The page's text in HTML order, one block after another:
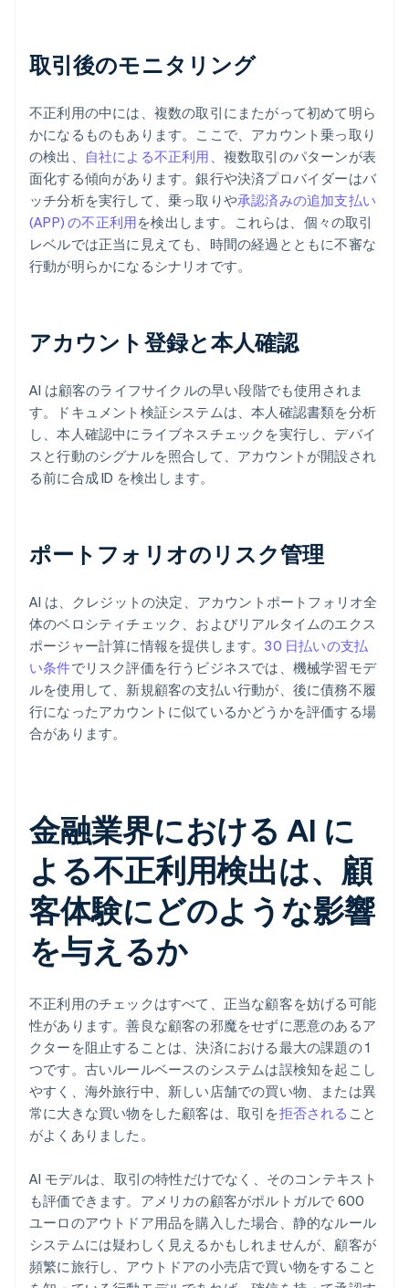
取引後のモニタリング
不正利用の中には、複数の取引にまたがって初めて明ら
かになるものもあります。ここで、アカウント乗っ取り
の検出、
自社による不正利用 、複数取引のパターンが表
面化する傾向があります。銀行や決済プロバイダーはバ
ッチ分析を実行して、乗っ取りや承認済みの追加支払い
(APP) の不正利用を検出します。これらは、個々の取引
レベルでは正当に見えても、時間の経過とともに不審な
行動が明らかになるシナリオです。
アカウント登録と本人確認
AI は顧客のライフサイクルの早い段階でも使用されま
す。ドキュメント検証システムは、本人確認書類を分析
し、本人確認中にライブネスチェックを実行し、デバイ
スと行動のシグナルを照合して、アカウントが開設され
る前に合成 ID を検出します。
ポートフォリオのリスク管理
AI は、クレジットの決定、アカウントポートフォリオ全
体のベロシティチェック、およびリアルタイムのエクス
ポージャー計算に情報を提供します。30 日払いの支払
い条件でリスク評価を行うビジネスでは、機械学習モデ
ルを使用して、新規顧客の支払い行動が、後に債務不履
行になったアカウントに似ているかどうかを評価する場
合があります。
金融業界における AI に
よる不正利用検出は、顧
客体験にどのような影響
を与えるか
不正利用のチェックはすべて、正当な顧客を妨げる可能
性があります。善良な顧客の邪魔をせずに悪意のあるア
クターを阻止することは、決済における最大の課題の 1
つです。古いルールベースのシステムは誤検知を起こし
やすく、海外旅行中、新しい店舗での買い物、または異
常に大きな買い物をした顧客は、取引を拒否される こと
がよくありました。
AI モデルは、取引の特性だけでなく、そのコンテキスト
も評価できます。アメリカの顧客がポルトガルで 600
ユーロのアウトドア用品を購入した場合、静的なルール
システムには疑わしく見えるかもしれませんが、顧客が
頻繁に旅行し、アウトドアの小売店で買い物をすること